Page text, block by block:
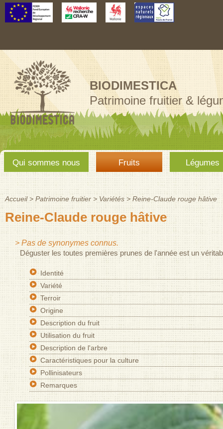
Aller au
contenu
BIODIMESTICA
Patrimoine fruitier &
Menu
principal
Qui sommes nous Fruits Légumes
Vous êtes ici
Accueil > Patrimoine fruitier > Variétés > Reine-Claude rouge hâtive
Reine-Claude rouge hâtive
> Pas de synonymes connus.
Déguster les toutes premières prunes de l'année est un
Identité
Variété
Terroir
Origine
Description du fruit
Utilisation du fruit
Description de l'arbre
Caractéristiques pour la culture
Pollinisateurs
Remarques